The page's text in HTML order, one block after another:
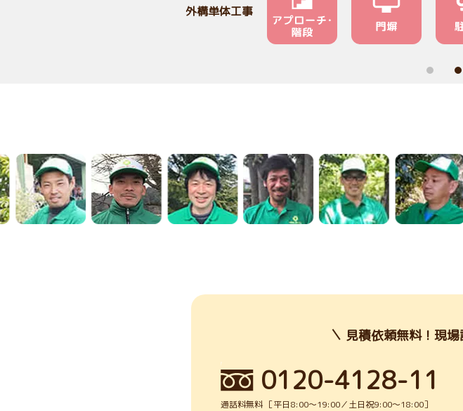
外構単体工事
見積依頼無料！現
0120-4128-11
通話料無料 ［平日8:00～19:00／土日祝9:00～18:00］